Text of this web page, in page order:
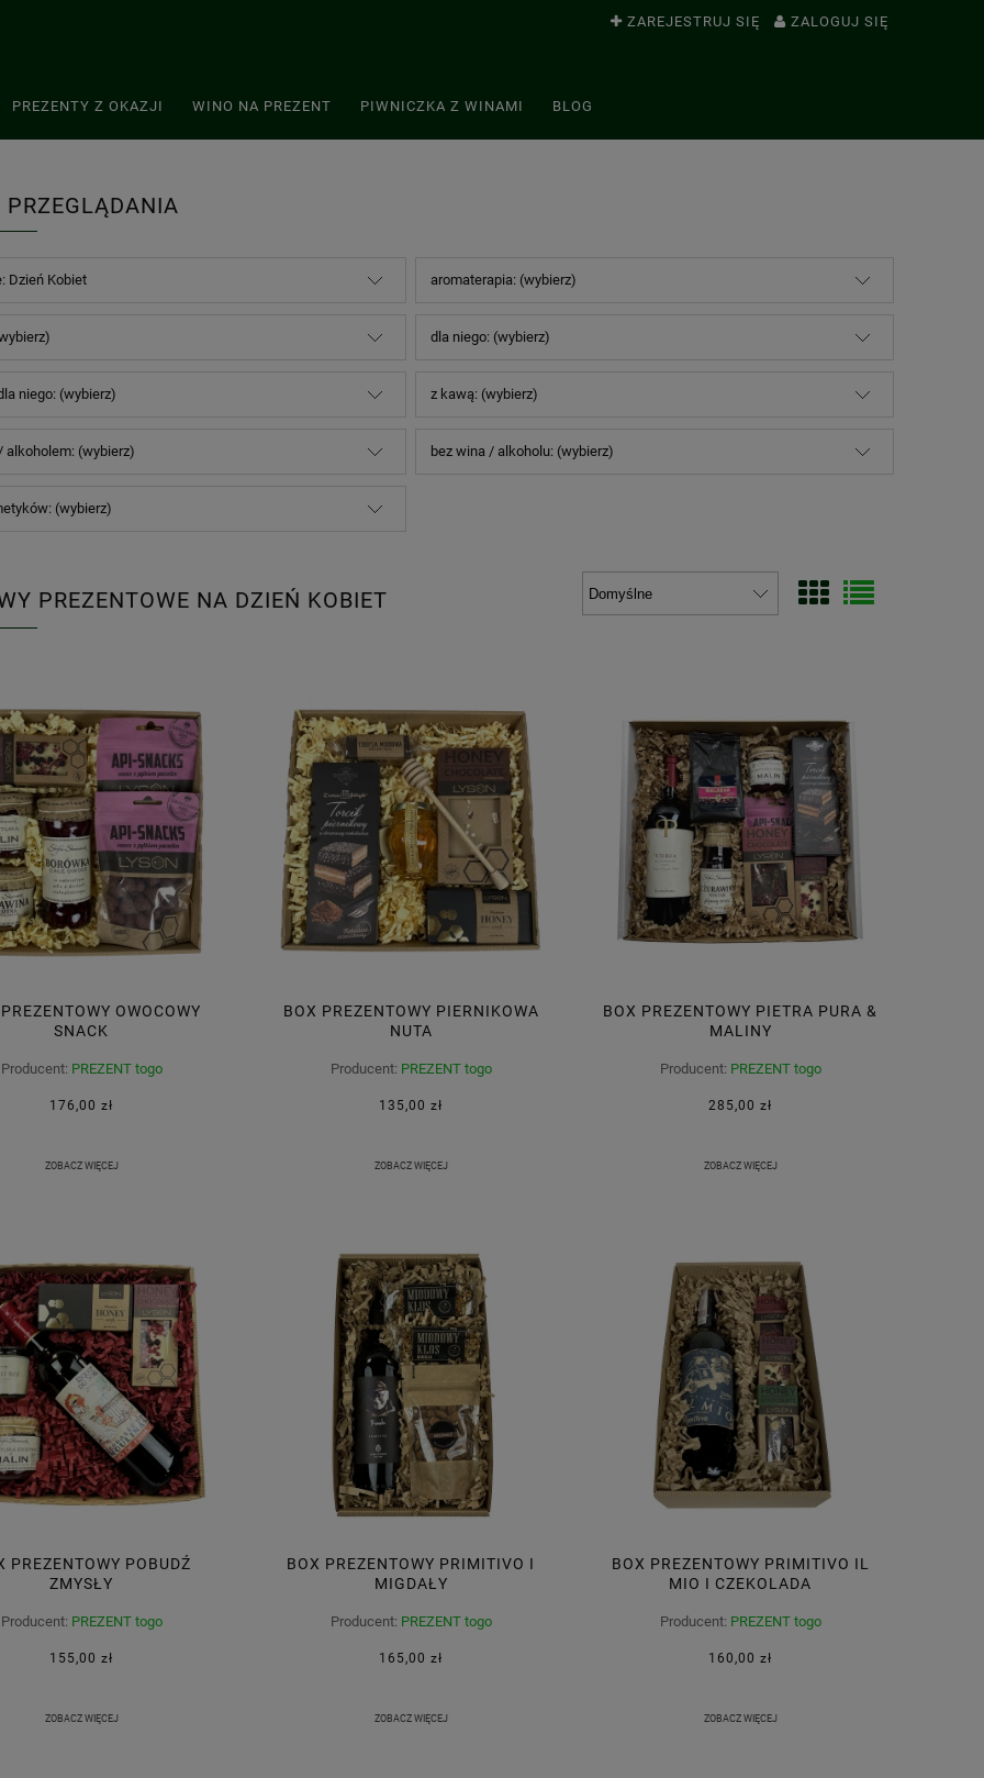
ZAREJESTRUJ SIĘ ZALOGUJ SIĘ
PREZENTY Z OKAZJI WINO NA PREZENT PIWNICZKA Z WINAMI BLOG
PRZEGLĄDANIA
Dzień Kobiet aromaterapia: (wybierz)
dla niego: (wybierz)
niego: (wybierz) z kawą: (wybierz)
alkoholem: (wybierz) bez wina / alkoholu: (wybierz)
(wybierz)
PREZENTOWE NA DZIEŃ KOBIET
OWOCOWY
SNACK
Producent: PREZENT togo
176,00 zł
ZOBACZ WIĘCEJ
BOX PREZENTOWY PIERNIKOWA
NUTA
Producent: PREZENT togo
135,00 zł
ZOBACZ WIĘCEJ
BOX PREZENTOWY PIETRA PURA &
MALINY
Producent: PREZENT togo
285,00 zł
ZOBACZ WIĘCEJ
PREZENTOWY POBUDŹ
ZMYSŁY
Producent: PREZENT togo
155,00 zł
ZOBACZ WIĘCEJ
BOX PREZENTOWY PRIMITIVO I
MIGDAŁY
Producent: PREZENT togo
165,00 zł
ZOBACZ WIĘCEJ
BOX PREZENTOWY PRIMITIVO IL
MIO I CZEKOLADA
Producent: PREZENT togo
160,00 zł
ZOBACZ WIĘCEJ